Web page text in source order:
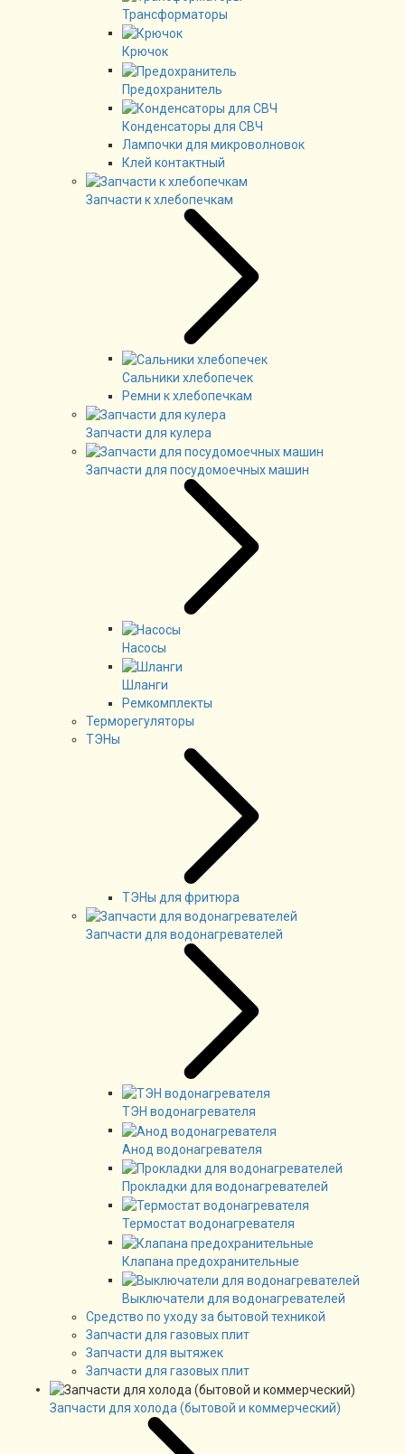
Трансформаторы
Крючок
Предохранитель
Конденсаторы для СВЧ
Лампочки для микроволновок
Клей контактный
Запчасти к хлебопечкам
Сальники хлебопечек
Ремни к хлебопечкам
Запчасти для кулера
Запчасти для посудомоечных машин
Насосы
Шланги
Ремкомплекты
Терморегуляторы
ТЭНы
ТЭНы для фритюра
Запчасти для водонагревателей
ТЭН водонагревателя
Анод водонагревателя
Прокладки для водонагревателей
Термостат водонагревателя
Клапана предохранительные
Выключатели для водонагревателей
Средство по уходу за бытовой техникой
Запчасти для газовых плит
Запчасти для вытяжек
Запчасти для газовых плит
Запчасти для холода (бытовой и коммерческий)